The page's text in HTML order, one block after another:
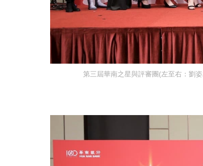
第三屆華南之星與評審團(左至右：劉